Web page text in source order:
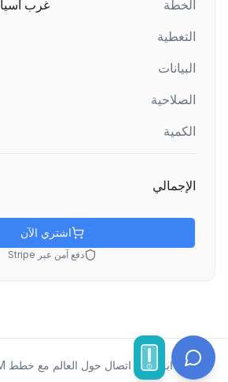
الخطة
غرب آسيا 8 - 25GB الخطة
التغطية
البيانات
الصلاحية
الكمية
الإجمالي
اشتري الآن
دفع آمن عبر Stripe
ابقَ على اتصال حول العالم مع خطط eSIM الخاصة بنا